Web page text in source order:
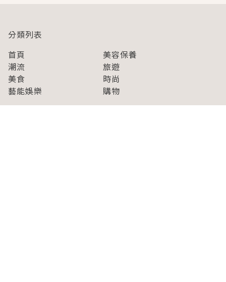
分類列表
首頁
美容保養
潮流
旅遊
美食
時尚
藝能娛樂
購物